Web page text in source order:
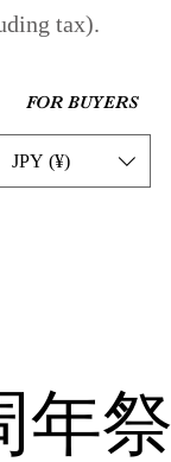
tax).
FOR BUYERS
JPY (¥)
年祭